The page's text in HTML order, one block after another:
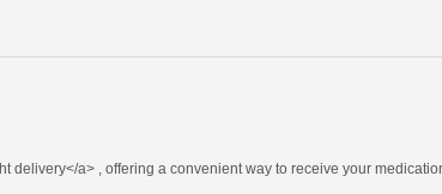
delivery</a> , offering a convenient way to receive your